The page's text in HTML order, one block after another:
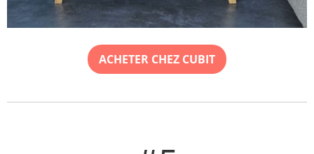
ACHETER CHEZ CUBIT